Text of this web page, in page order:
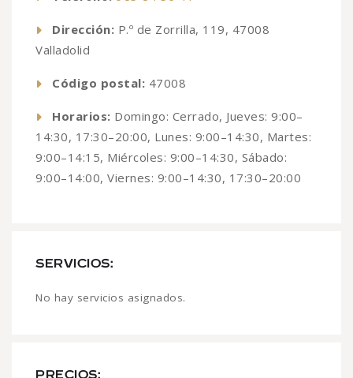
Dirección: P.º de Zorrilla, 119, 47008
Valladolid
Código postal: 47008
Horarios: Domingo: Cerrado, Jueves: 9:00–
14:30, 17:30–20:00, Lunes: 9:00–14:30, Martes:
9:00–14:15, Miércoles: 9:00–14:30, Sábado:
9:00–14:00, Viernes: 9:00–14:30, 17:30–20:00
SERVICIOS:
No hay servicios asignados.
PRECIOS: